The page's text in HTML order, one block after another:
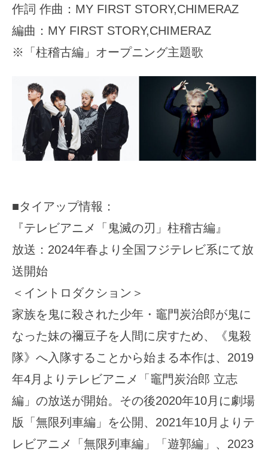
作詞 作曲：MY FIRST STORY,CHIMERAZ
編曲：MY FIRST STORY,CHIMERAZ
※「柱稽古編」オープニング主題歌
■タイアップ情報：
『テレビアニメ「鬼滅の刃」柱稽古編』
放送：2024年春より全国フジテレビ系にて放
送開始
＜イントロダクション＞
家族を鬼に殺された少年・竈門炭治郎が鬼に
なった妹の禰豆子を人間に戻すため、《鬼殺
隊》へ入隊することから始まる本作は、2019
年4月よりテレビアニメ「竈門炭治郎 立志
編」の放送が開始。その後2020年10月に劇場
版「無限列車編」を公開、2021年10月よりテ
レビアニメ「無限列車編」「遊郭編」、2023